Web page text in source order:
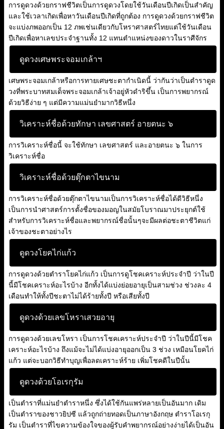
การดูดวงด้วยกราฟชีวิตเป็นการดูดวงโดยใช้วันเดือนปีเกิดเป็นสำคัญ
และใช้เวลาเกิดเพื่อหาวันเดือนปีเกิดที่ถูกต้อง การดูดวงด้วยกราฟชีวิต
จะแบ่งภพออกเป็น 12 ภพเช่นเดียวกับโหราศาสตร์ไทยแต่ใช้วันเดือน
ปีเกิดเพื่อหาเลขประจำฐานทั้ง 12 แทนตำแหน่งของดาวในราศีจักร
ดูดวงเศษพระจอมเกล้าฯ
เศษพระจอมเกล้าหรือการทายเศษชะตากำเนิดนี้ ว่ากันว่าเป็นตำราดูด
วงที่พระบาทสมเด็จพระจอมเกล้าเจ้าอยู่หัวดำริขึ้น เป็นการพยากรณ์
ด้วยวิธีง่าย ๆ แต่มีความแม่นยำมากวิธีหนึ่ง
วิเคราะห์ชื่อด้วยทักษา เลขศาสตร์ อายตนะ ๖
การวิเคราะห์ชื่อนี้ จะใช้ทักษา เลขศาสตร์ และอายตนะ ๖ ในการ
วิเคราะห์ชื่อ
วิเคราะห์ชื่อด้วยตุ๊กตาไขนาม
การวิเคราะห์ชื่อด้วยตุ๊กตาไขนามเป็นการวิเคราะห์ชื่อได้ดีวิธีหนึ่ง
เป็นการนำศาสตร์การตั้งชื่อของมอญในสมัยโบราณมาประยุกต์ใช้
สำหรับการวิเคราะห์ชื่อและพยากรณ์ชื่อนั้นๆจะมีผลต่อชะตาชีวิตแก่
เจ้าของชะตาอย่างไร
ดูดวงโยคไก่แก้ว
การดูดวงด้วยตำราโยคไก่แก้ว เป็นการดูโชคเคราะห์ประจำปี ว่าในปี
นี้มีโชคเคราะห์อะไรบ้าง อีกทั้งได้แบ่งย่อยอายุเป็นสามช่วง ช่วงละ 4
เดือนทำให้ทั้งปีชะตาไม่ได้ร้ายทั้งปี หรือเสียทั้งปี
ดูดวงด้วยเลขโหราเสวยอายุ
การดูดวงด้วยเลขโหรา เป็นการโชคเคราะห์ประจำปี ว่าในปีนี้มีโชค
เคราะห์อะไรบ้าง ถึงแม้จะไม่ได้แบ่งอายุออกเป็น 3 ช่วง เหมือนโยคไก่
แก้ว แต่จะบอกวิธีทำบุญเพื่อลดเคราะห์ร้าย เพิ่มโชคดีในปีนั้น
ดูดวงด้วยโอเรกุรัม
เป็นตำราที่แม่นยำตำราหนึ่ง ซึ่งได้ใช้กันแพร่หลายเป็นอันมาก เดิม
เป็นตำราของชาวยิปซี แล้วถูกถ่ายทอดเป็นภาษาอังกฤษ ตำราโอเรกุ
รัม เป็นตำราที่ไขความข้องใจของผู้รับคำพยากรณ์อย่างง่ายได้เป็นอัน